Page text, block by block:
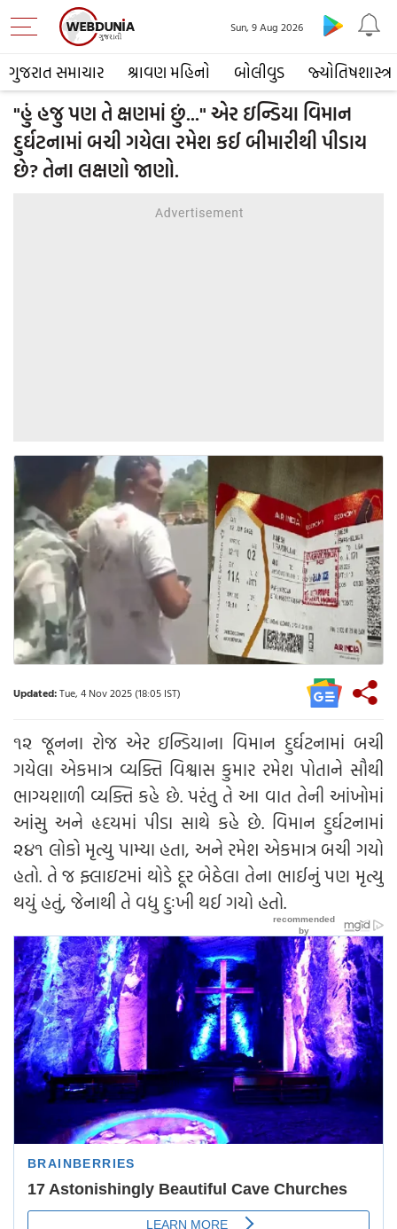
ગુજરાત સમાચાર શ્રાવણ મહિનો બોલીવુડ જ્યોતિષશાસ્ત્ર
Sun, 9 Aug 2026
"હું હજુ પણ તે ક્ષણમાં છું..." એર ઇન્ડિયા વિમાન
દુર્ઘટનામાં બચી ગયેલા રમેશ કઈ બીમારીથી પીડાય
છે? તેના લક્ષણો જાણો.
Updated:Tue, 4 Nov 2025 (18:05 IST)
૧૨ જૂનના રોજ એર ઇન્ડિયાના વિમાન દુર્ઘટનામાં બચી
ગયેલા એકમાત્ર વ્યક્તિ વિશ્વાસ કુમાર રમેશ પોતાને સૌથી
ભાગ્યશાળી વ્યક્તિ કહે છે. પરંતુ તે આ વાત તેની આંખોમાં
આંસુ અને હૃદયમાં પીડા સાથે કહે છે. વિમાન દુર્ઘટનામાં
૨૪૧ લોકો મૃત્યુ પામ્યા હતા, અને રમેશ એકમાત્ર બચી ગયો
હતો. તે જ ફ્લાઇટમાં થોડે દૂર બેઠેલા તેના ભાઈનું પણ મૃત્યુ
થયું હતું, જેનાથી તે વધુ દુઃખી થઈ ગયો હતો.